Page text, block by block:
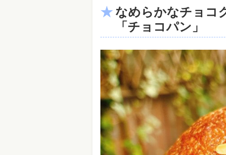
なめらかなチョコ
「チョコパン」